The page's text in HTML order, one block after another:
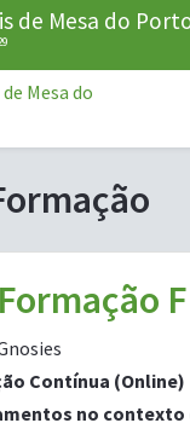
de Mesa do
Contínua (Online)
no